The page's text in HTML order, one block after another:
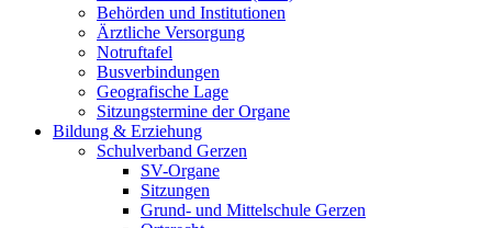
Behörden und Institutionen
Ärztliche Versorgung
Notruftafel
Busverbindungen
Geografische Lage
Sitzungstermine der Organe
Bildung & Erziehung
Schulverband Gerzen
SV-Organe
Sitzungen
Grund- und Mittelschule Gerzen